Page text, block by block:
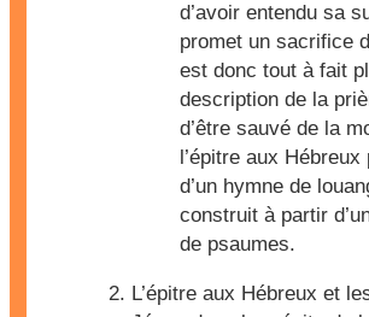
d’avoir entendu sa
promet un sacrifice
est donc tout à fait
description de la
d’être sauvé de la
l’épitre aux Hébreux
d’un hymne de
construit à partir
de psaumes.
L’épitre aux Hébreux et